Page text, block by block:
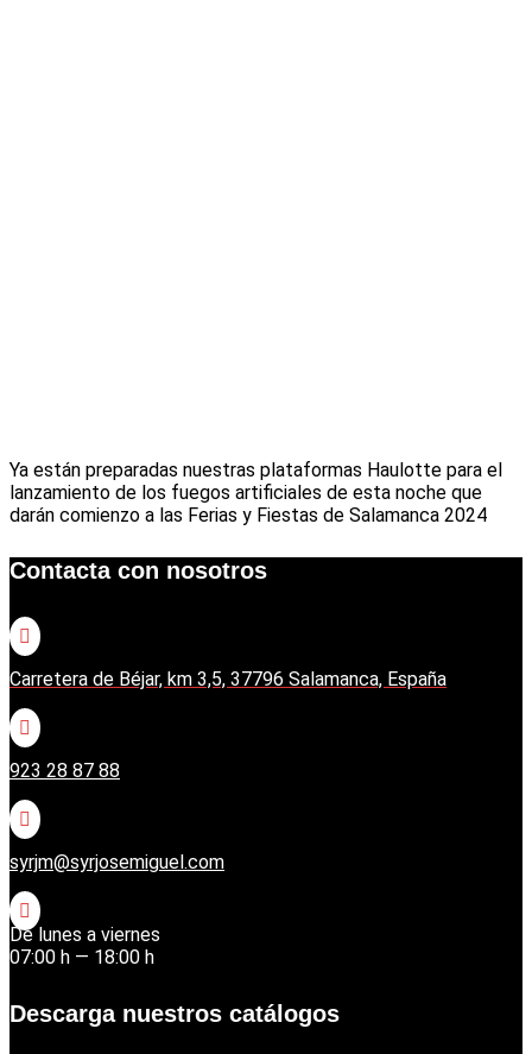
Ya están preparadas nuestras plataformas Haulotte para el
lanzamiento de los fuegos artificiales de esta noche que
darán comienzo a las Ferias y Fiestas de Salamanca 2024
Contacta con nosotros

Carretera de Béjar, km 3,5, 37796 Salamanca, España

923 28 87 88

syrjm@syrjosemiguel.com

De lunes a viernes
07:00 h — 18:00 h
Descarga nuestros catálogos